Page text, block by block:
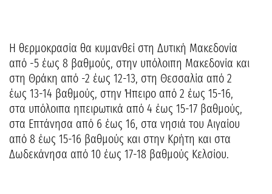
Η θερμοκρασία θα κυμανθεί στη Δυτική Μακεδονία
από -5 έως 8 βαθμούς, στην υπόλοιπη Μακεδονία και
στη Θράκη από -2 έως 12-13, στη Θεσσαλία από 2
έως 13-14 βαθμούς, στην Ήπειρο από 2 έως 15-16,
στα υπόλοιπα ηπειρωτικά από 4 έως 15-17 βαθμούς,
στα Επτάνησα από 6 έως 16, στα νησιά του Αιγαίου
από 8 έως 15-16 βαθμούς και στην Κρήτη και στα
Δωδεκάνησα από 10 έως 17-18 βαθμούς Κελσίου.